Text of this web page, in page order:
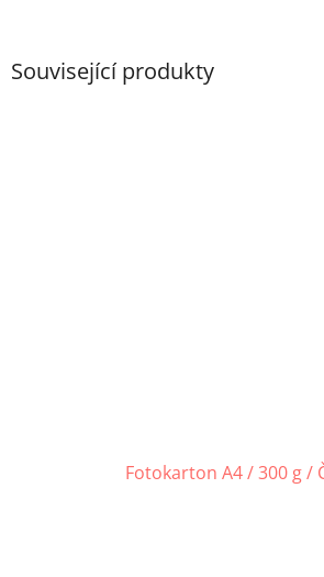
Související produkty
Fotokarton A4 / 300 g /